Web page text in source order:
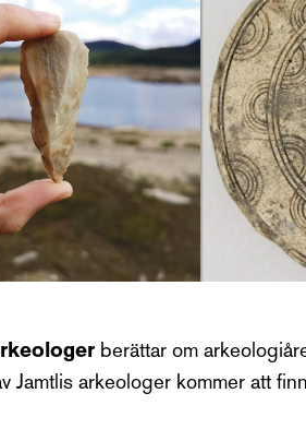
berättar om
Jamtlis arkeologer kommer att